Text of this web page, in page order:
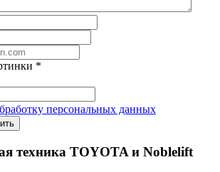
*
персональных данных
техника TOYOTA и Noblelift